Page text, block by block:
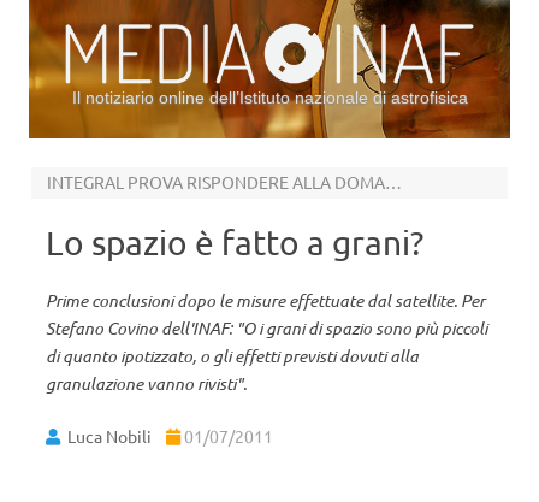
Il notiziario online dell’Istituto nazionale di astrofisica
INTEGRAL PROVA RISPONDERE ALLA DOMANDA
Lo spazio è fatto a grani?
Prime conclusioni dopo le misure effettuate dal satellite. Per
Stefano Covino dell'INAF: "O i grani di spazio sono più piccoli
di quanto ipotizzato, o gli effetti previsti dovuti alla
granulazione vanno rivisti".
Luca Nobili 01/07/2011